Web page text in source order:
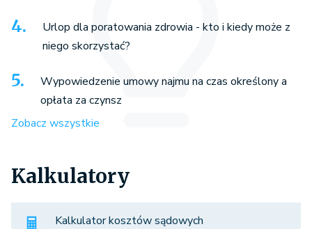
Urlop dla poratowania zdrowia - kto i kiedy może z
niego skorzystać?
Wypowiedzenie umowy najmu na czas określony a
opłata za czynsz
Zobacz wszystkie
Kalkulatory
Kalkulator kosztów sądowych